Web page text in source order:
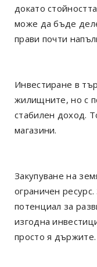
докато
може да бъде
прави почти
Инвестиране в
жилищните, но с
стабилен доход.
магазини.
Закупуване на
ограничен
потенциал за
изгодна
просто я държите.